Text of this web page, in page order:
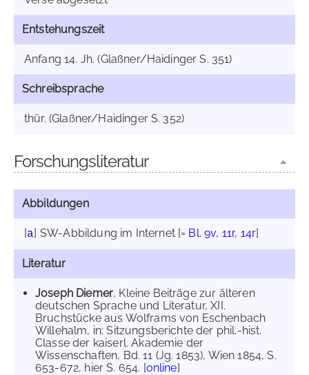
Entstehungszeit
Anfang 14. Jh. (Glaßner/Haidinger S. 351)
Schreibsprache
thür. (Glaßner/Haidinger S. 352)
Forschungsliteratur
Abbildungen
[a] SW-Abbildung im Internet[= Bl. 9v, 11r, 14r]
Literatur
Joseph Diemer, Kleine Beiträge zur älteren
deutschen Sprache und Literatur, XII.
Bruchstücke aus Wolframs von Eschenbach
Willehalm, in: Sitzungsberichte der phil.-hist.
Classe der kaiserl. Akademie der
Wissenschaften, Bd. 11 (Jg. 1853), Wien 1854, S.
653-672, hier S. 654. [online]